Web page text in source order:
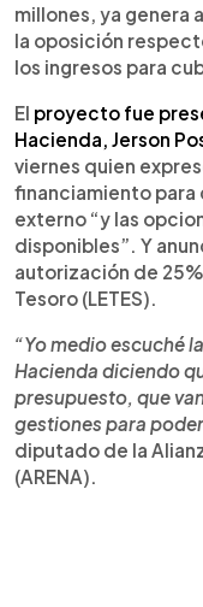
millones, ya genera
la oposición
los ingresos para
El proyecto fue
Hacienda, Jerson
viernes quien
financiamiento para
externo “y las
disponibles”. Y
autorización de
Tesoro (LETES).
“Yo medio escuché
Hacienda diciendo
presupuesto, que van
gestiones para
diputado de la
(ARENA).